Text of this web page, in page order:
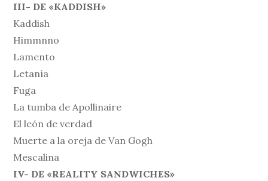
III- DE «KADDISH»
Kaddish
Himmnno
Lamento
Letanía
Fuga
La tumba de Apollinaire
El león de verdad
Muerte a la oreja de Van Gogh
Mescalina
IV- DE «REALITY SANDWICHES»